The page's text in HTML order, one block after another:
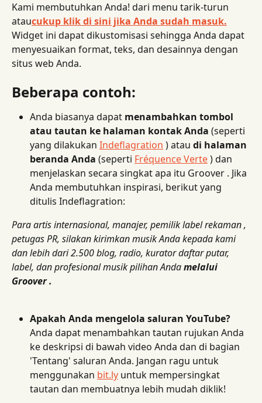
Kami membutuhkan Anda! dari menu tarik-turun
ataucukup klik di sini jika Anda sudah masuk.
Widget ini dapat dikustomisasi sehingga Anda dapat
menyesuaikan format, teks, dan desainnya dengan
situs web Anda.
Beberapa contoh:
Anda biasanya dapat menambahkan tombol
atau tautan ke halaman kontak Anda (seperti
yang dilakukan Indeflagration ) atau di halaman
beranda Anda (seperti Fréquence Verte ) dan
menjelaskan secara singkat apa itu Groover . Jika
Anda membutuhkan inspirasi, berikut yang
ditulis Indeflagration:
Para artis internasional, manajer, pemilik label rekaman ,
petugas PR, silakan kirimkan musik Anda kepada kami
dan lebih dari 2.500 blog, radio, kurator daftar putar,
label, dan profesional musik pilihan Anda melalui
Groover .
Apakah Anda mengelola saluran YouTube?
Anda dapat menambahkan tautan rujukan Anda
ke deskripsi di bawah video Anda dan di bagian
'Tentang' saluran Anda. Jangan ragu untuk
menggunakan bit.ly untuk mempersingkat
tautan dan membuatnya lebih mudah diklik!